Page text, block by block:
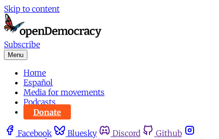
Skip to content
Subscribe
Menu
Home
Español
Media for movements
Podcasts
Donate
Facebook Bluesky Discord
Github